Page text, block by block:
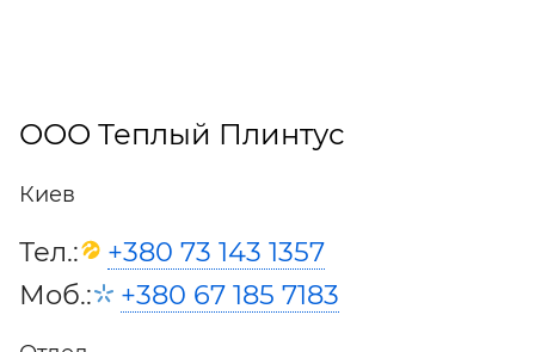
ООО Теплый Плинтус
Киев
Тел.:
+380 73 143 1357
Моб.:
+380 67 185 7183